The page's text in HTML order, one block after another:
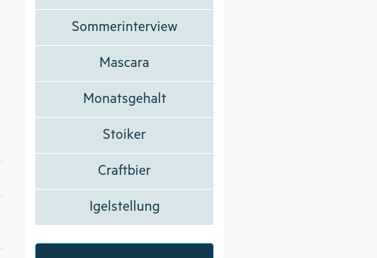
Sommerinterview
Mascara
Monatsgehalt
Stoiker
Craftbier
Igelstellung